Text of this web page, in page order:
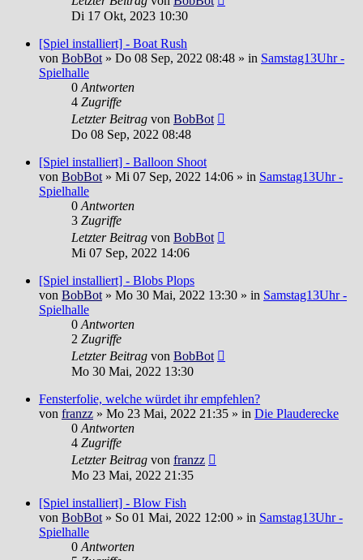
Di 17 Okt, 2023 10:30
[Spiel installiert] - Boat Rush
von BobBot» Do 08 Sep, 2022 08:48 » in Samstag13Uhr -
Spielhalle
0Antworten
4 Zugriffe
Letzter Beitrag von BobBot
Do 08 Sep, 2022 08:48
[Spiel installiert] - Balloon Shoot
von BobBot» Mi 07 Sep, 2022 14:06 » in Samstag13Uhr -
Spielhalle
0Antworten
3 Zugriffe
Letzter Beitrag von BobBot
Mi 07 Sep, 2022 14:06
[Spiel installiert] - Blobs Plops
von BobBot» Mo 30 Mai, 2022 13:30 » in Samstag13Uhr -
Spielhalle
0Antworten
2 Zugriffe
Letzter Beitrag von BobBot
Mo 30 Mai, 2022 13:30
Fensterfolie, welche würdet ihr empfehlen?
von franzz » Mo 23 Mai, 2022 21:35 » in Die Plauderecke
0Antworten
4 Zugriffe
Letzter Beitrag von franzz
Mo 23 Mai, 2022 21:35
[Spiel installiert] - Blow Fish
von BobBot» So 01 Mai, 2022 12:00 » in Samstag13Uhr -
Spielhalle
0Antworten